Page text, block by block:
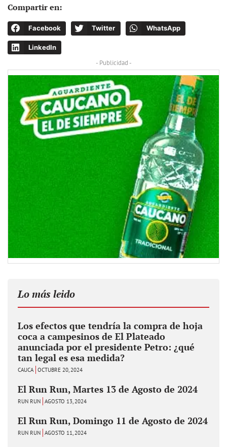
Compartir en:
Facebook Twitter WhatsApp
LinkedIn
- Publicidad -
Lo más leido
Los efectos que tendría la compra de hoja
coca a campesinos de El Plateado
anunciada por el presidente Petro: ¿qué
tan legal es esa medida?
CAUCA OCTUBRE 20, 2024
El Run Run, Martes 13 de Agosto de 2024
RUN RUN AGOSTO 13, 2024
El Run Run, Domingo 11 de Agosto de 2024
RUN RUN AGOSTO 11, 2024